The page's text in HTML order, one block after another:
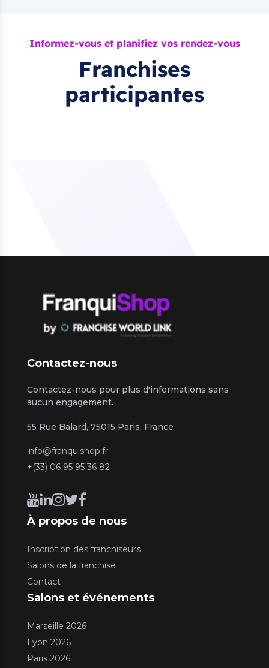
Informez-vous et planifiez vos rendez-vous
Franchises
participantes
Contactez-nous
Contactez-nous pour plus d'informations sans
aucun engagement.
55 Rue Balard, 75015 Paris, France
info@franquishop.fr
+(33) 06 95 95 36 82
À propos de nous
Inscription des franchiseurs
Salons de la franchise
Contact
Salons et événements
Marseille 2026
Lyon 2026
Paris 2026